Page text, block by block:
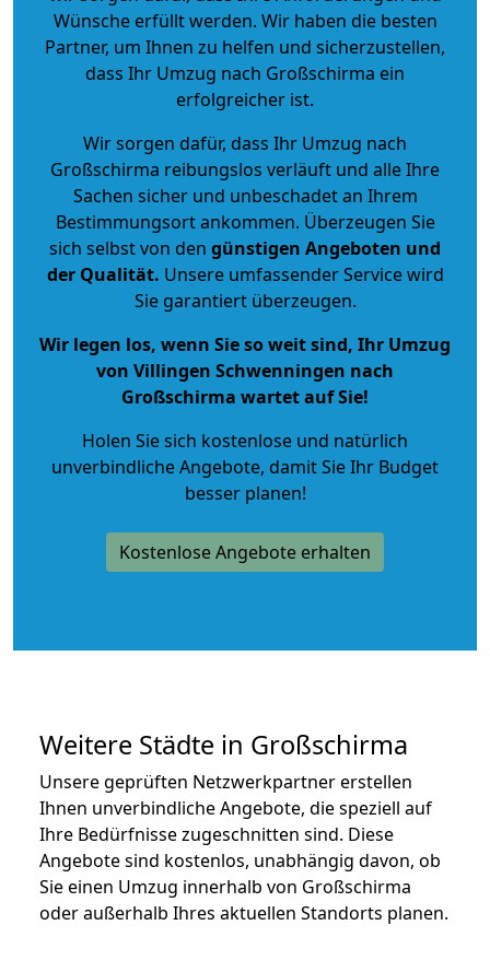
Wünsche erfüllt werden. Wir haben die besten
Partner, um Ihnen zu helfen und sicherzustellen,
dass Ihr Umzug nach Großschirma ein
erfolgreicher ist.
Wir sorgen dafür, dass Ihr Umzug nach
Großschirma reibungslos verläuft und alle Ihre
Sachen sicher und unbeschadet an Ihrem
Bestimmungsort ankommen. Überzeugen Sie
sich selbst von den günstigen Angeboten und
der Qualität. Unsere umfassender Service wird
Sie garantiert überzeugen.
Wir legen los, wenn Sie so weit sind, Ihr Umzug
von Villingen Schwenningen nach
Großschirma wartet auf Sie!
Holen Sie sich kostenlose und natürlich
unverbindliche Angebote, damit Sie Ihr Budget
besser planen!
Kostenlose Angebote erhalten
Weitere Städte in Großschirma
Unsere geprüften Netzwerkpartner erstellen
Ihnen unverbindliche Angebote, die speziell auf
Ihre Bedürfnisse zugeschnitten sind. Diese
Angebote sind kostenlos, unabhängig davon, ob
Sie einen Umzug innerhalb von Großschirma
oder außerhalb Ihres aktuellen Standorts planen.